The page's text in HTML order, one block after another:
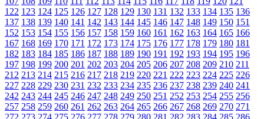
122 123 124 125 126 127 128 129 130 131 132 133 134 135 136
137 138 139 140 141 142 143 144 145 146 147 148 149 150 151
152 153 154 155 156 157 158 159 160 161 162 163 164 165 166
167 168 169 170 171 172 173 174 175 176 177 178 179 180 181
182 183 184 185 186 187 188 189 190 191 192 193 194 195 196
197 198 199 200 201 202 203 204 205 206 207 208 209 210 211
212 213 214 215 216 217 218 219 220 221 222 223 224 225 226
227 228 229 230 231 232 233 234 235 236 237 238 239 240 241
242 243 244 245 246 247 248 249 250 251 252 253 254 255 256
257 258 259 260 261 262 263 264 265 266 267 268 269 270 271